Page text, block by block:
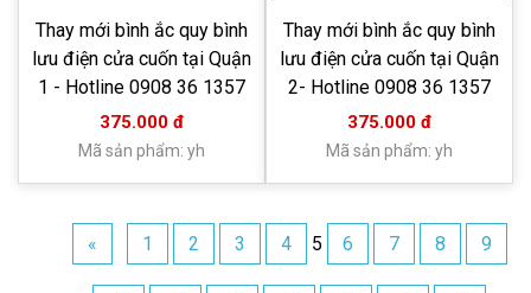
Thay mới bình ắc quy bình
lưu điện cửa cuốn tại Quận
1 - Hotline 0908 36 1357
375.000 đ
Mã sản phẩm: yh
Thay mới bình ắc quy bình
lưu điện cửa cuốn tại Quận
2- Hotline 0908 36 1357
375.000 đ
Mã sản phẩm: yh
« 1 2 3 4 5 6 7 8 9